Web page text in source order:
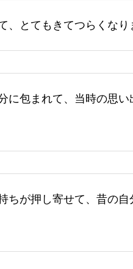
とてもきてつらくなり
に包まれて、当時の思い
ちが押し寄せて、昔の自